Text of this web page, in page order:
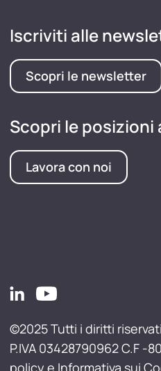
Iscriviti alle
Scopri le newsletter
Scopri le posizioni
Lavora con noi
©2025 Tutti i diritti
P.IVA 03428790962 C.F -